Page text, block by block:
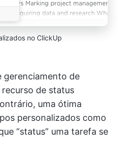
no ClickUp
gerenciamento de
de status
uma ótima
personalizados como
“status” uma tarefa se